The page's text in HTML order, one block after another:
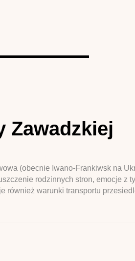
Zawadzkiej
(obecnie Iwano-Frankiwsk na
rodzinnych stron, emocje z
warunki transportu